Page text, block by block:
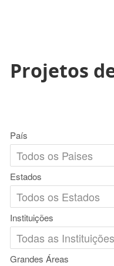
Projetos
País
Estados
Instituições
Grandes Áreas